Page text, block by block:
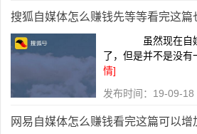
搜狐自媒体怎么赚钱先等等看完这篇
虽然现在自媒
了，但是并不是没有
情]
发布时间：19-09-
网易自媒体怎么赚钱看完这篇可以增